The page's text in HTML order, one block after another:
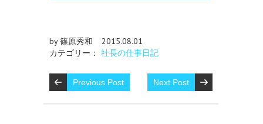
by 篠原秀和
2015.08.01
カテゴリー： 社長の仕事日記
Previous Post Next Post